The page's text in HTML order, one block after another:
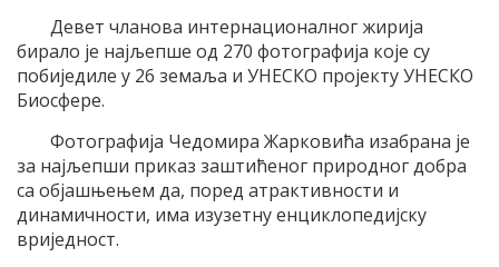
Девет чланова интернационалног жирија
бирало је најљепше од 270 фотографија које су
побиједиле у 26 земаља и УНЕСКО пројекту УНЕСКО
Биосфере.
Фотографија Чедомира Жарковића изабрана је
за најљепши приказ заштићеног природног добра
са објашњењем да, поред атрактивности и
динамичности, има изузетну енциклопедијску
вриједност.